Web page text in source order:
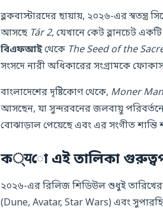
ব্লকবাস্টারদের ছায়ায়, ২০২৬-এর স্বতন্ত্র
আসছে Tár 2
বিএফআইথেকে The Seed of the
সংসদে নারী অধিকারের সংগ্রামকে
বাংলাদেশের দৃষ্টিকোণ থেকে, Moner
আসছেন, যা সুন্দরবনের জলবায়ু
ক्यো এই তালিকা
২০২৬-এর রিলিজ শিডিউল শুধুই তারিখের
(Dune, Avatar, Star Wars) এবং